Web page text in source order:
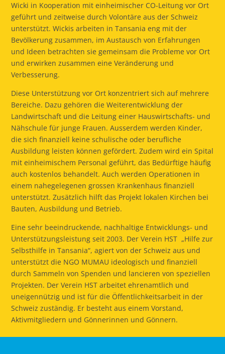
Wicki in Kooperation mit einheimischer CO-Leitung vor Ort
geführt und zeitweise durch Volontäre aus der Schweiz
unterstützt. Wickis arbeiten in Tansania eng mit der
Bevölkerung zusammen, im Austausch von Erfahrungen
und Ideen betrachten sie gemeinsam die Probleme vor Ort
und erwirken zusammen eine Veränderung und
Verbesserung.
Diese Unterstützung vor Ort konzentriert sich auf mehrere
Bereiche. Dazu gehören die Weiterentwicklung der
Landwirtschaft und die Leitung einer Hauswirtschafts- und
Nähschule für junge Frauen. Ausserdem werden Kinder,
die sich finanziell keine schulische oder berufliche
Ausbildung leisten können gefördert. Zudem wird ein Spital
mit einheimischem Personal geführt, das Bedürftige häufig
auch kostenlos behandelt. Auch werden Operationen in
einem nahegelegenen grossen Krankenhaus finanziell
unterstützt. Zusätzlich hilft das Projekt lokalen Kirchen bei
Bauten, Ausbildung und Betrieb.
Eine sehr beeindruckende, nachhaltige Entwicklungs- und
Unterstützungsleistung seit 2003. Der Verein HST „Hilfe zur
Selbsthilfe in Tansania“, agiert von der Schweiz aus und
unterstützt die NGO MUMAU ideologisch und finanziell
durch Sammeln von Spenden und lancieren von speziellen
Projekten. Der Verein HST arbeitet ehrenamtlich und
uneigennützig und ist für die Öffentlichkeitsarbeit in der
Schweiz zuständig. Er besteht aus einem Vorstand,
Aktivmitgliedern und Gönnerinnen und Gönnern.